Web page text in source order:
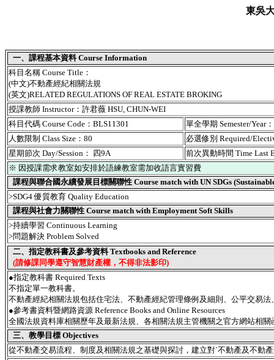
東吳
一、課程基本資料 Course Information
科目名稱 Course Title：
(中文)不動產經紀相關法規
(英文)RELATED REGULATIONS OF REAL ESTATE BROKING
授課教師 Instructor：許君薇 HSU, CHUN-WEI
科目代碼 Course Code：BLS11301
單全學期 Semester/Year
人數限制 Class Size：80
必選修別 Required/
星期節次 Day/Session： 四9A
前次異動時間 Time Last
※ 因授課需求教室如安排於語練教室需加收語言實習費
課程與聯合國永續發展目標關聯性 Course match with UN SDGs
>SDG4 優質教育 Quality Education
課程與社會力關聯性 Course match with Employment Soft Skills
>持續學習 Continuous Learning
>問題解決 Problem Solved
二、指定教科書及參考資料 Textbooks and Reference
(請修課同學遵守智慧財產權，不得非法影印)
●指定教科書 Required Texts
不指定單一教科書。
不動產經紀相關法規包括住宅法、不動產經紀管理條例及細則、公平交易
●參考書資料暨網路資源 Reference Books and Online Resources
全國法規資料庫相關歷年及最新法規、各相關法規主管機關之官方網站相關
三、教學目標 Objectives
從不動產交易流程、制度及相關法規之基礎與探討，建立對ˋ不動產及不動